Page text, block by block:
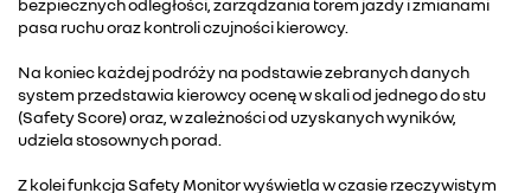
bezpiecznych odległości, zarządzania torem jazdy i zmianami
pasa ruchu oraz kontroli czujności kierowcy.
Na koniec każdej podróży na podstawie zebranych danych
system przedstawia kierowcy ocenę w skali od jednego do stu
(Safety Score) oraz, w zależności od uzyskanych wyników,
udziela stosownych porad.
Z kolei funkcja Safety Monitor wyświetla w czasie rzeczywistym